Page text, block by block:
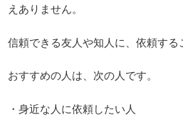
えありません。
信頼できる友人や知人に、依頼する
おすすめの人は、次の人です。
・身近な人に依頼したい人